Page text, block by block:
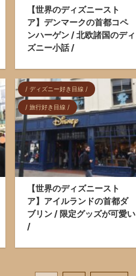
【世界のディズニースト
ア】デンマークの首都コペ
ンハーゲン / 北欧諸国のディ
ズニー小話 /
/ ディズニー好き目線 /
/ 旅行好き目線 /
【世界のディズニースト
ア】アイルランドの首都ダ
ブリン / 限定グッズが可愛い
/